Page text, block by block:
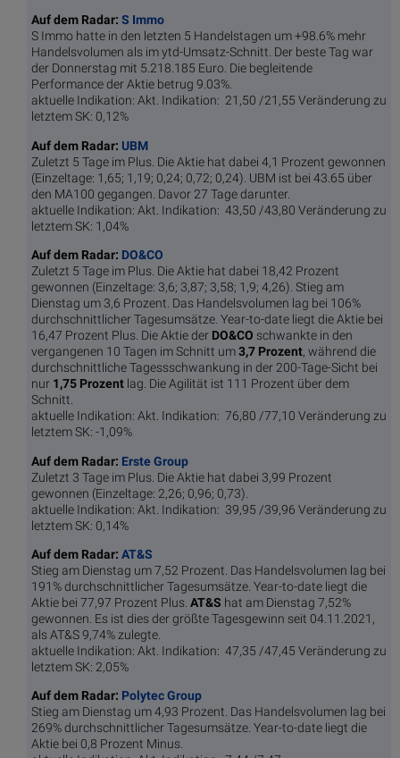
Auf dem Radar: S Immo
S Immo hatte in den letzten 5 Handelstagen um +98.6% mehr
Handelsvolumen als im ytd-Umsatz-Schnitt. Der beste Tag war
der Donnerstag mit 5.218.185 Euro. Die begleitende
Performance der Aktie betrug 9.03%.
aktuelle Indikation: Akt. Indikation: 21,50 /21,55 Veränderung zu
letztem SK: 0,12%
Auf dem Radar: UBM
Zuletzt 5 Tage im Plus. Die Aktie hat dabei 4,1 Prozent gewonnen
(Einzeltage: 1,65; 1,19; 0,24; 0,72; 0,24). UBM ist bei 43.65 über
den MA100 gegangen. Davor 27 Tage darunter.
aktuelle Indikation: Akt. Indikation: 43,50 /43,80 Veränderung zu
letztem SK: 1,04%
Auf dem Radar: DO&CO
Zuletzt 5 Tage im Plus. Die Aktie hat dabei 18,42 Prozent
gewonnen (Einzeltage: 3,6; 3,87; 3,58; 1,9; 4,26). Stieg am
Dienstag um 3,6 Prozent. Das Handelsvolumen lag bei 106%
durchschnittlicher Tagesumsätze. Year-to-date liegt die Aktie bei
16,47 Prozent Plus. Die Aktie der DO&CO schwankte in den
vergangenen 10 Tagen im Schnitt um3,7 Pro­zent, während die
durchschnittliche Tagessschwankung in der 200-Tage-Sicht bei
nur 1,75 Prozent lag. Die Agilität ist 111 Prozent über dem
Schnitt.
aktuelle Indikation: Akt. Indikation: 76,80 /77,10 Veränderung zu
letztem SK: -1,09%
Auf dem Radar: Erste Group
Zuletzt 3 Tage im Plus. Die Aktie hat dabei 3,99 Prozent
gewonnen (Einzeltage: 2,26; 0,96; 0,73).
aktuelle Indikation: Akt. Indikation: 39,95 /39,96 Veränderung zu
letztem SK: 0,14%
Auf dem Radar: AT&S
Stieg am Dienstag um 7,52 Prozent. Das Handelsvolumen lag bei
191% durchschnittlicher Tagesumsätze. Year-to-date liegt die
Aktie bei 77,97 Prozent Plus. AT&S hat am Dienstag 7,52%
gewonnen. Es ist dies der größte Tagesgewinn seit 04.11.2021,
als AT&S 9,74% zulegte.
aktuelle Indikation: Akt. Indikation: 47,35 /47,45 Veränderung zu
letztem SK: 2,05%
Auf dem Radar: Polytec Group
Stieg am Dienstag um 4,93 Prozent. Das Handelsvolumen lag bei
269% durchschnittlicher Tagesumsätze. Year-to-date liegt die
Aktie bei 0,8 Prozent Minus.